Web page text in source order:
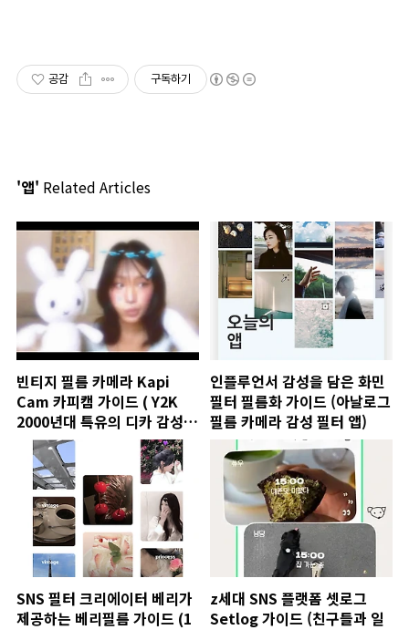
공감 구독하기
'앱' Related Articles
빈티지 필름 카메라 Kapi
Cam 카피캠 가이드 ( Y2K
2000년대 특유의 디카 감성을
담다 )
인플루언서 감성을 담은 화민
필터 필름화 가이드 (아날로그
필름 카메라 감성 필터 앱)
SNS 필터 크리에이터 베리가
제공하는 베리필름 가이드 (1
z세대 SNS 플랫폼 셋로그
Setlog 가이드 (친구들과 일